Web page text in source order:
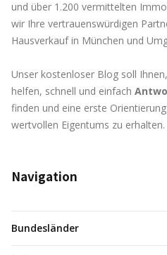
und über 1.200 vermittelten
wir Ihre vertrauenswürdigen
Hausverkauf in München und
Unser kostenloser Blog soll
helfen, schnell und einfach
finden und eine erste
wertvollen Eigentums zu erhalten.
Navigation
Bundesländer